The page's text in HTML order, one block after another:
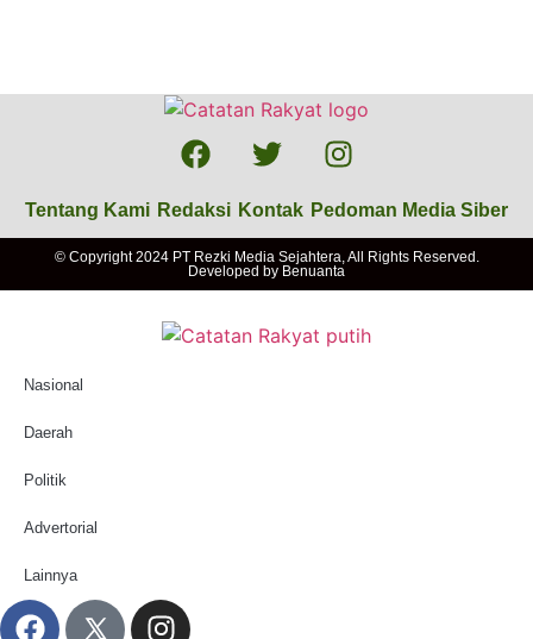
Tentang Kami Redaksi Kontak Pedoman Media Siber
© Copyright 2024 PT Rezki Media Sejahtera, All Rights Reserved.
Developed by Benuanta
Nasional
Daerah
Politik
Advertorial
Lainnya